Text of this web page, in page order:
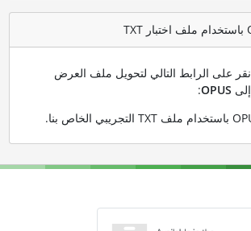
على الرابط التالي لتحويل ملف العرض
OPUS
:
.